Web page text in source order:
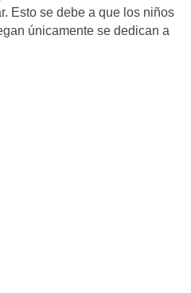
Esto se debe a que los niños
únicamente se dedican a